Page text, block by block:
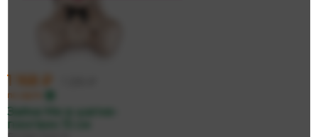
1 168 ₽
по карте
Зайка Ми в шапке-
пингвин 15 см